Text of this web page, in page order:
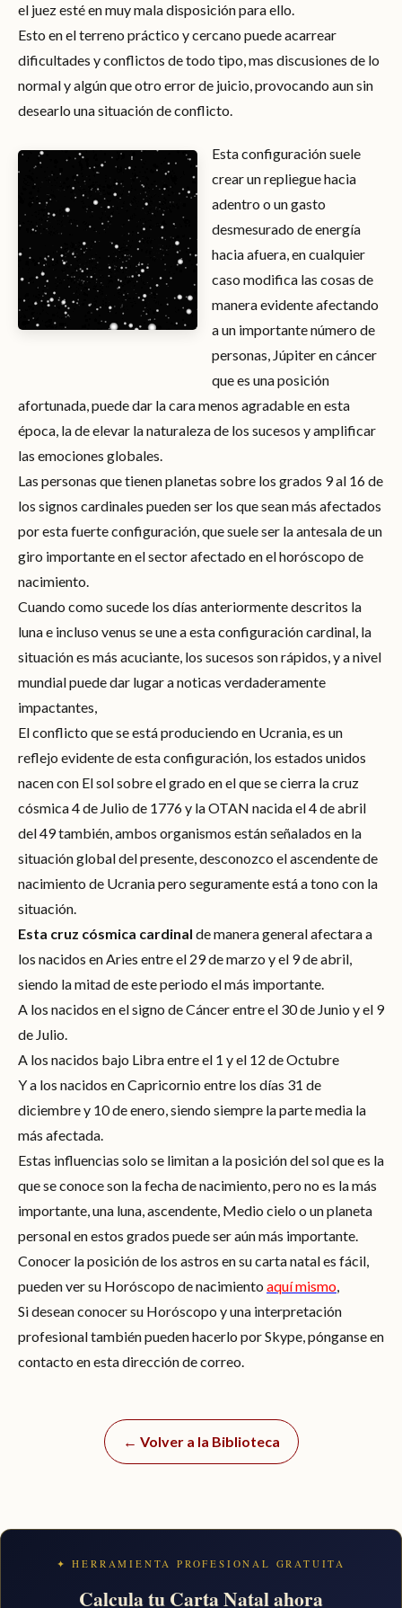
el juez esté en muy mala disposición para ello.
Esto en el terreno práctico y cercano puede acarrear
dificultades y conflictos de todo tipo, mas discusiones de lo
normal y algún que otro error de juicio, provocando aun sin
desearlo una situación de conflicto.
Esta configuración suele
crear un repliegue hacia
adentro o un gasto
desmesurado de energía
hacia afuera, en cualquier
caso modifica las cosas de
manera evidente afectando
a un importante número de
personas, Júpiter en cáncer
que es una posición
afortunada, puede dar la cara menos agradable en esta
época, la de elevar la naturaleza de los sucesos y amplificar
las emociones globales.
Las personas que tienen planetas sobre los grados 9 al 16 de
los signos cardinales pueden ser los que sean más afectados
por esta fuerte configuración, que suele ser la antesala de un
giro importante en el sector afectado en el horóscopo de
nacimiento.
Cuando como sucede los días anteriormente descritos la
luna e incluso venus se une a esta configuración cardinal, la
situación es más acuciante, los sucesos son rápidos, y a nivel
mundial puede dar lugar a noticas verdaderamente
impactantes,
El conflicto que se está produciendo en Ucrania, es un
reflejo evidente de esta configuración, los estados unidos
nacen con El sol sobre el grado en el que se cierra la cruz
cósmica 4 de Julio de 1776 y la OTAN nacida el 4 de abril
del 49 también, ambos organismos están señalados en la
situación global del presente, desconozco el ascendente de
nacimiento de Ucrania pero seguramente está a tono con la
situación.
Esta cruz cósmica cardinal de manera general afectara a
los nacidos en Aries entre el 29 de marzo y el 9 de abril,
siendo la mitad de este periodo el más importante.
A los nacidos en el signo de Cáncer entre el 30 de Junio y el 9
de Julio.
A los nacidos bajo Libra entre el 1 y el 12 de Octubre
Y a los nacidos en Capricornio entre los días 31 de
diciembre y 10 de enero, siendo siempre la parte media la
más afectada.
Estas influencias solo se limitan a la posición del sol que es la
que se conoce son la fecha de nacimiento, pero no es la más
importante, una luna, ascendente, Medio cielo o un planeta
personal en estos grados puede ser aún más importante.
Conocer la posición de los astros en su carta natal es fácil,
pueden ver su Horóscopo de nacimiento aquí mismo,
Si desean conocer su Horóscopo y una interpretación
profesional también pueden hacerlo por Skype, pónganse en
contacto en esta dirección de correo.
← Volver a la Biblioteca
✦ HERRAMIENTA PROFESIONAL GRATUITA
Calcula tu Carta Natal ahora